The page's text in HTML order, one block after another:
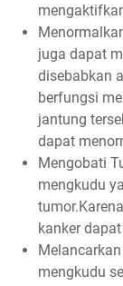
juga dapat
disebabkan
berfungsi
jantung
dapat
Mengobati
mengkudu
kanker
mengkudu